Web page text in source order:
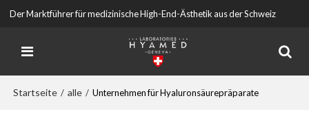
Der Marktführer für medizinische High-End-Ästhetik aus der Schweiz
Startseite / alle / Unternehmen für Hyaluronsäurepräparate